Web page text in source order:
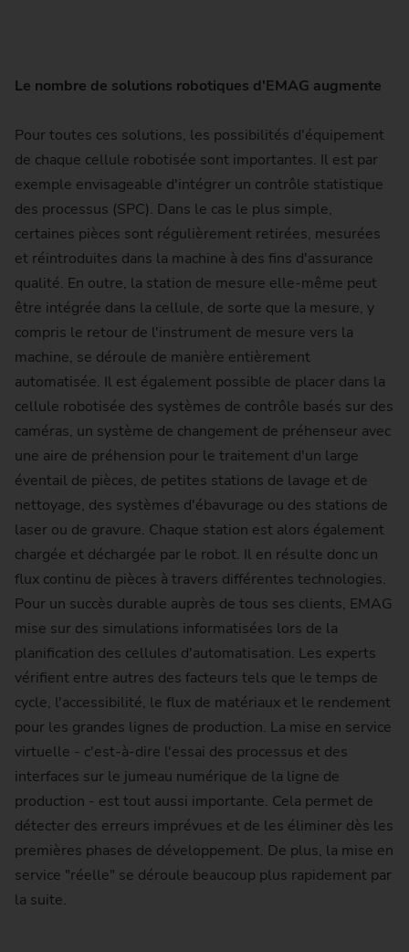
Le nombre de solutions robotiques d'EMAG augmente
Pour toutes ces solutions, les possibilités d'équipement
de chaque cellule robotisée sont importantes. Il est par
exemple envisageable d'intégrer un contrôle statistique
des processus (SPC). Dans le cas le plus simple,
certaines pièces sont régulièrement retirées, mesurées
et réintroduites dans la machine à des fins d'assurance
qualité. En outre, la station de mesure elle-même peut
être intégrée dans la cellule, de sorte que la mesure, y
compris le retour de l'instrument de mesure vers la
machine, se déroule de manière entièrement
automatisée. Il est également possible de placer dans la
cellule robotisée des systèmes de contrôle basés sur des
caméras, un système de changement de préhenseur avec
une aire de préhension pour le traitement d'un large
éventail de pièces, de petites stations de lavage et de
nettoyage, des systèmes d'ébavurage ou des stations de
laser ou de gravure. Chaque station est alors également
chargée et déchargée par le robot. Il en résulte donc un
flux continu de pièces à travers différentes technologies.
Pour un succès durable auprès de tous ses clients, EMAG
mise sur des simulations informatisées lors de la
planification des cellules d'automatisation. Les experts
vérifient entre autres des facteurs tels que le temps de
cycle, l'accessibilité, le flux de matériaux et le rendement
pour les grandes lignes de production. La mise en service
virtuelle - c'est-à-dire l'essai des processus et des
interfaces sur le jumeau numérique de la ligne de
production - est tout aussi importante. Cela permet de
détecter des erreurs imprévues et de les éliminer dès les
premières phases de développement. De plus, la mise en
service "réelle" se déroule beaucoup plus rapidement par
la suite.